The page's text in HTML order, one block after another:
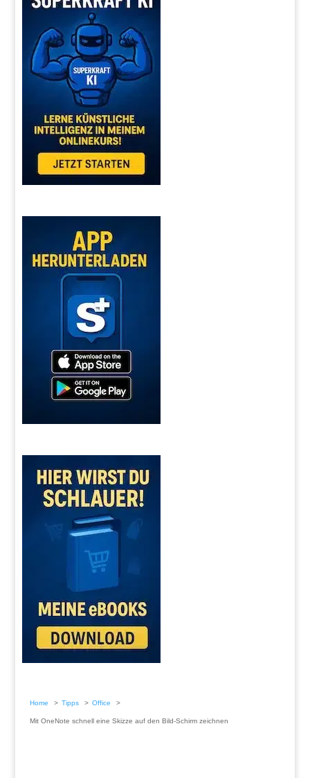
Home Tipps Office
Mit OneNote schnell eine Skizze auf den Bild-Schirm zeichnen